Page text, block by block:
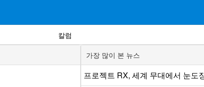
칼럼
가장 많이 본 뉴스
프로젝트 RX, 세계 무대에서 눈도